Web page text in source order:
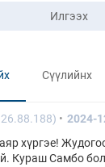
Илгээх
Сүүлийнх
2024-
хүргэе!
Кураш Самбо